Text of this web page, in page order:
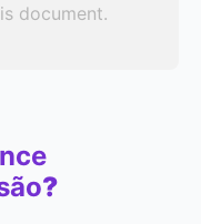
document.
?